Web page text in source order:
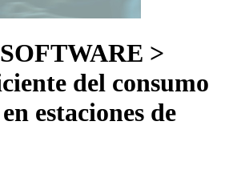
>
del consumo
estaciones de